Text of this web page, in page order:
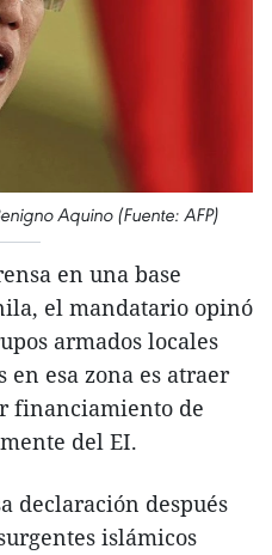
Aquino (Fuente: AFP)
en una base
el mandatario opinó
armados locales
en esa zona es atraer
financiamiento de
del EI.
declaración después
islámicos